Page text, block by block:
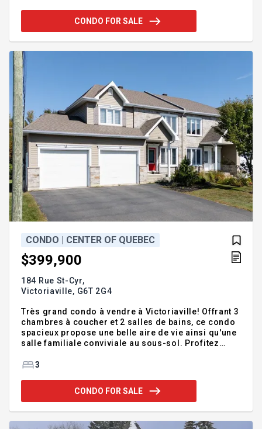
Personnalisez votre unité grâce à trois ambiances
distinctes. Selon l'emplacement choisi, admirez la
souterrain, terrasse sur le toit, gym, salle de yoga,
chalet urbain et espac
CONDO FOR SALE
CONDO | CENTER OF QUEBEC
$399,900
184 Rue St-Cyr,
Victoriaville, G6T 2G4
Très grand condo à vendre à Victoriaville! Offrant 3
chambres à coucher et 2 salles de bains, ce condo
spacieux propose une belle aire de vie ainsi qu'une
salle familiale conviviale au sous-sol. Profitez
sécuritaire et de la cour arrière exclusive à son
Addendum:Incusions:Bancs (4) d
'ilot.Exclusions:Rideaux de la chambre d'amis au
3
CONDO FOR SALE